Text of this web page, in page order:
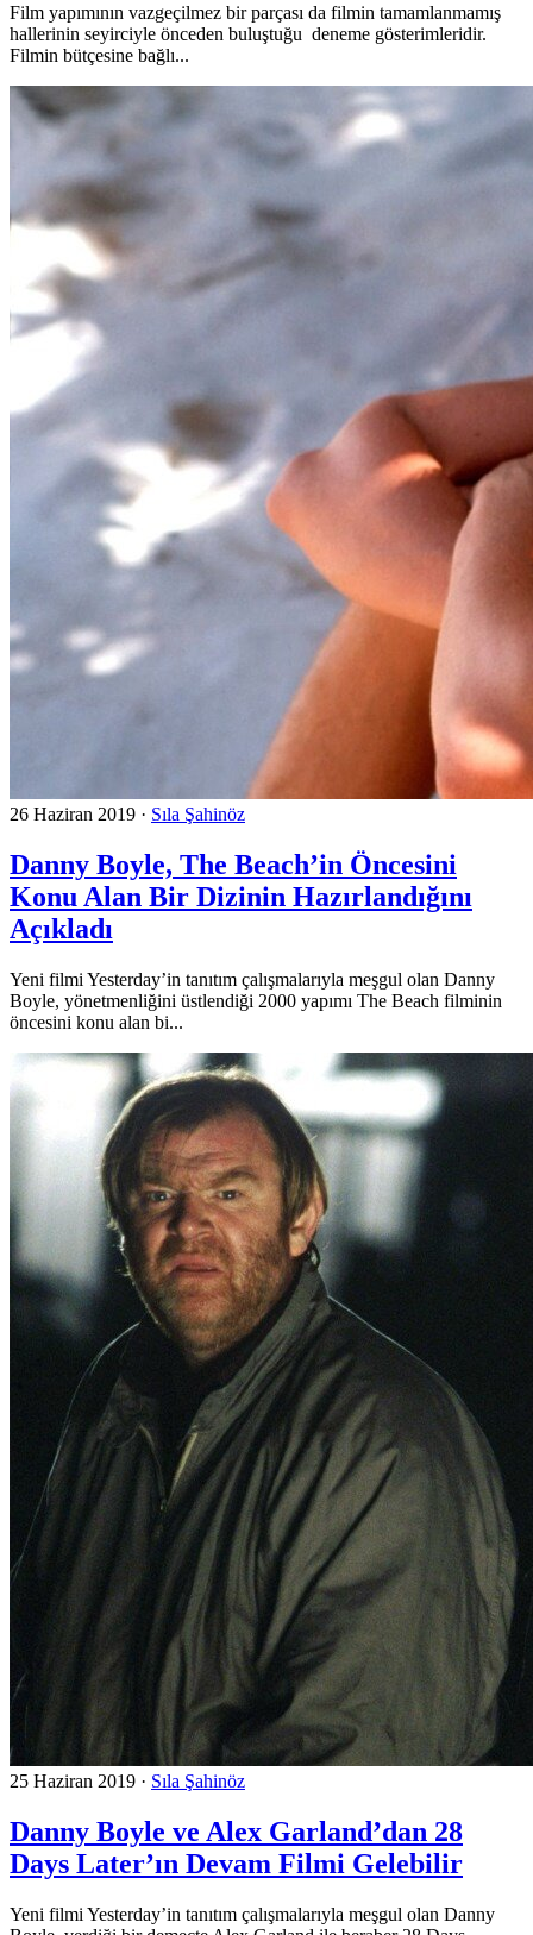
Film yapımının vazgeçilmez bir parçası da filmin tamamlanmamış
hallerinin seyirciyle önceden buluştuğu deneme gösterimleridir.
Filmin bütçesine bağlı...
26 Haziran 2019 · Sıla Şahinöz
Danny Boyle, The Beach’in Öncesini
Konu Alan Bir Dizinin Hazırlandığını
Açıkladı
Yeni filmi Yesterday’in tanıtım çalışmalarıyla meşgul olan Danny
Boyle, yönetmenliğini üstlendiği 2000 yapımı The Beach filminin
öncesini konu alan bi...
25 Haziran 2019 · Sıla Şahinöz
Danny Boyle ve Alex Garland’dan 28
Days Later’ın Devam Filmi Gelebilir
Yeni filmi Yesterday’in tanıtım çalışmalarıyla meşgul olan Danny